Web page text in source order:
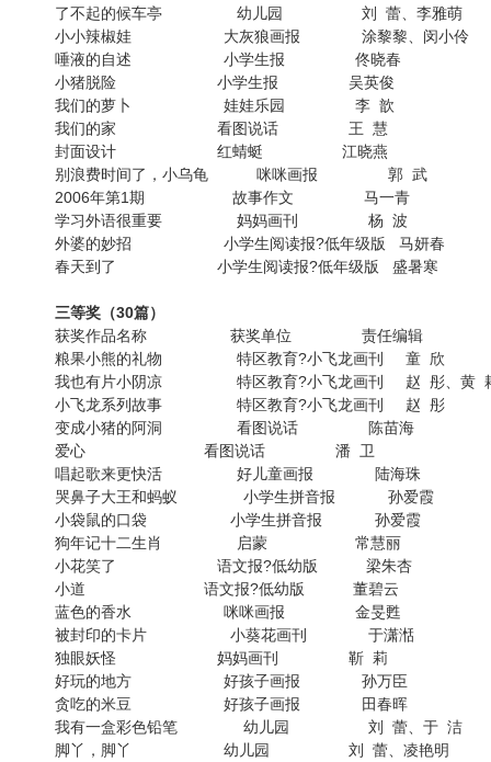
了不起的候车亭 幼儿园 刘 蕾、李雅萌
小小辣椒娃 大灰狼画报 涂黎黎、闵小伶
唾液的自述 小学生报 佟晓春
小猪脱险 小学生报 吴英俊
我们的萝卜 娃娃乐园 李 歆
我们的家 看图说话 王 慧
封面设计 红蜻蜓 江晓燕
别浪费时间了，小乌龟 咪咪画报 郭 武
2006年第1期 故事作文 马一青
学习外语很重要 妈妈画刊 杨 波
外婆的妙招 小学生阅读报?低年级版 马妍春
春天到了 小学生阅读报?低年级版 盛暑寒
三等奖（30篇）
获奖作品名称 获奖单位 责任编辑
粮果小熊的礼物 特区教育?小飞龙画刊 童 欣
我也有片小阴凉 特区教育?小飞龙画刊 赵 彤、黄
小飞龙系列故事 特区教育?小飞龙画刊 赵 彤
变成小猪的阿洞 看图说话 陈苗海
爱心 看图说话 潘 卫
唱起歌来更快活 好儿童画报 陆海珠
哭鼻子大王和蚂蚁 小学生拼音报 孙爱霞
小袋鼠的口袋 小学生拼音报 孙爱霞
狗年记十二生肖 启蒙 常慧丽
小花笑了 语文报?低幼版 梁朱杏
小道 语文报?低幼版 董碧云
蓝色的香水 咪咪画报 金旻甦
被封印的卡片 小葵花画刊 于潇湉
独眼妖怪 妈妈画刊 靳 莉
好玩的地方 好孩子画报 孙万臣
贪吃的米豆 好孩子画报 田春晖
我有一盒彩色铅笔 幼儿园 刘 蕾、于 洁
脚丫，脚丫 幼儿园 刘 蕾、凌艳明